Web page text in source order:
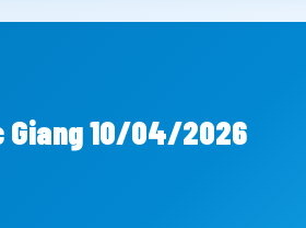
Giang 10/04/2026